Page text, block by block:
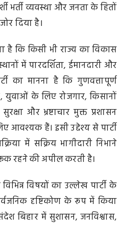
भर्ती व्यवस्था और जनता के हितों
दिया है।
है कि किसी भी राज्य का विकास
में पारदर्शिता, ईमानदारी और
का मानना है कि गुणवत्तापूर्ण
युवाओं के लिए रोजगार, किसानों
और भ्रष्टाचार मुक्त प्रशासन
आवश्यक हैं। इसी उद्देश्य से पार्टी
में सक्रिय भागीदारी निभाने
रहने की अपील करती है।
विषयों का उल्लेख पार्टी के
दृष्टिकोण के रूप में किया
बिहार में सुशासन, जनविश्वास,